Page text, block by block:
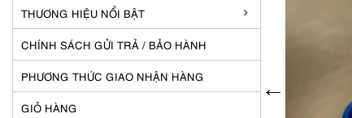
THƯƠNG HIỆU NỔI BẬT
CHÍNH SÁCH GỬI TRẢ / BẢO HÀNH
PHƯƠNG THỨC GIAO NHẬN HÀNG
GIỎ HÀNG